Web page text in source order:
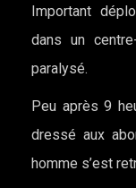
Important
dans un
paralysé.
Peu après 9
dressé aux
homme s’est